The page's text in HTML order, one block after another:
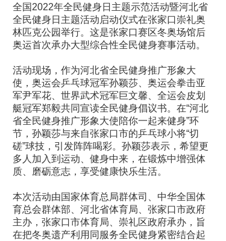
全国2022年全民健身日主题示范活动暨河北省
全民健身日主题活动启动仪式在张家口崇礼奥
林匹克公园举行。这是张家口赛区冬奥场馆后
奥运首次承办大型综合性全民健身赛事活动。
活动现场，作为河北省全民健身推广形象大
使，奥运会乒乓球冠军孙颖莎、奥运会拳击亚
军尹军花、世界武术冠军巨文馨、全运会皮划
艇冠军郑毅共同宣读全民健身倡议书。在“河北
省全民健身推广形象大使陪你一起来健身”环
节，孙颖莎与来自张家口市的乒乓球小将“切
磋”球技，引发阵阵喝彩。孙颖莎表示，希望更
多人加入到运动、健身中来，在锻炼中增强体
质、磨砺意志，享受健康快乐生活。
本次活动由国家体育总局群体司、中华全国体
育总会群体部、河北省体育局、张家口市政府
主办，张家口市体育局、崇礼区政府承办，旨
在把冬奥遗产利用同服务全民健身紧密结合起